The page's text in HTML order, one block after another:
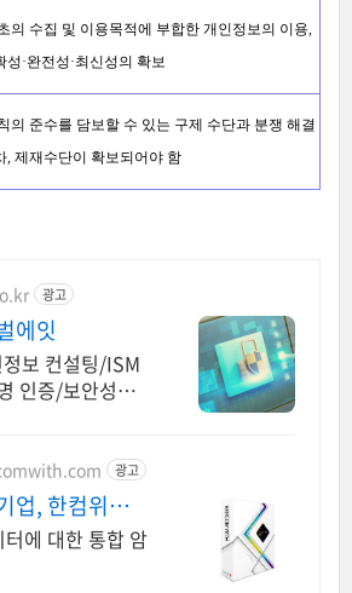
의 수집 및 이용목적에 부합한 개인정보의 이용,
성·완전성·최신성의 확보
의 준수를 담보할 수 있는 구제 수단과 분쟁 해결
, 제재수단이 확보되어야 함
광고
에잇
보 컨설팅/ISM
인증/보안성심
광고
, 한컴위드 D
에 대한 통합 암